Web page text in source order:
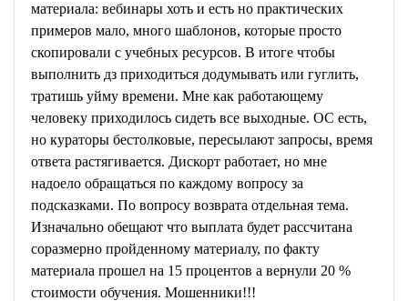
материала: вебинары хоть и есть но практических
примеров мало, много шаблонов, которые просто
скопировали с учебных ресурсов. В итоге чтобы
выполнить дз приходиться додумывать или гуглить,
тратишь уйму времени. Мне как работающему
человеку приходилось сидеть все выходные. ОС есть,
но кураторы бестолковые, пересылают запросы, время
ответа растягивается. Дискорт работает, но мне
надоело обращаться по каждому вопросу за
подсказками. По вопросу возврата отдельная тема.
Изначально обещают что выплата будет рассчитана
соразмерно пройденному материалу, по факту
материала прошел на 15 процентов а вернули 20 %
стоимости обучения. Мошенники!!!